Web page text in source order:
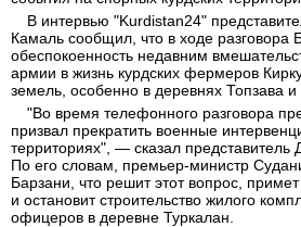
В интервью "Kurdistan24"
Камаль сообщил, что в ходе разговора
обеспокоенность недавним
армии в жизнь курдских фермеров
земель, особенно в деревнях Топзава и
"Во время телефонного разговора
призвал прекратить военные
территориях", — сказал представитель
По его словам, премьер-министр
Барзани, что решит этот вопрос,
и остановит строительство жилого
офицеров в деревне Туркалан.